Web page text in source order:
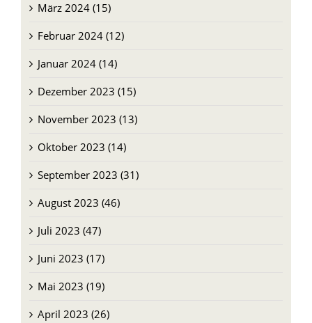
März 2024 (15)
Februar 2024 (12)
Januar 2024 (14)
Dezember 2023 (15)
November 2023 (13)
Oktober 2023 (14)
September 2023 (31)
August 2023 (46)
Juli 2023 (47)
Juni 2023 (17)
Mai 2023 (19)
April 2023 (26)